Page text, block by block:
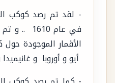
- لقد تم رصد كوكب
الأقمار الموجودة
أيو و أوروبا و